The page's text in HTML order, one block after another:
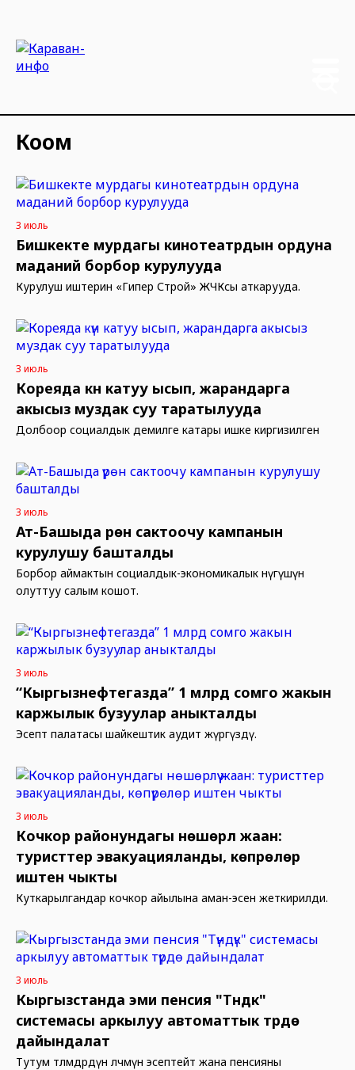
Коом
3 июль
Бишкекте мурдагы кинотеатрдын ордуна
маданий борбор курулууда
Курулуш иштерин «Гипер Строй» ЖЧКсы аткарууда.
3 июль
Кореяда күн катуу ысып, жарандарга
акысыз муздак суу таратылууда
Долбоор социалдык демилге катары ишке киргизилген
3 июль
Ат-Башыда үрөн сактоочу кампанын
курулушу башталды
Борбор аймактын социалдык-экономикалык өнүгүшүнө
олуттуу салым кошот.
3 июль
“Кыргызнефтегазда” 1 млрд сомго жакын
каржылык бузуулар аныкталды
Эсептөө палатасы шайкештик аудит жүргүздү.
3 июль
Кочкор районундагы нөшөрлүү жаан:
туристтер эвакуацияланды, көпүрөлөр
иштен чыкты
Куткарылгандар кочкор айылына аман-эсен жеткирилди.
3 июль
Кыргызстанда эми пенсия "Түндүк"
системасы аркылуу автоматтык түрдө
дайындалат
Тутум төлөмдөрдүн өлчөмүн эсептейт жана пенсияны